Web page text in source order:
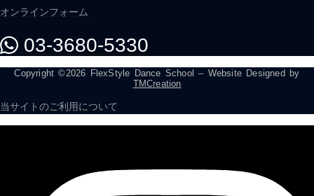
オンラインフォーム
03-3680-5330
Copyright ©2026 FlexStyle Dance School – Website Designed by
TMCreation
当サイトのご利用について